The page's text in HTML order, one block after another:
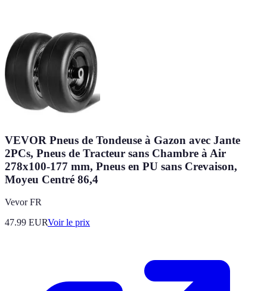
VEVOR Pneus de Tondeuse à Gazon avec Jante
2PCs, Pneus de Tracteur sans Chambre à Air
278x100-177 mm, Pneus en PU sans Crevaison,
Moyeu Centré 86,4
Vevor FR
47.99 EURVoir le prix